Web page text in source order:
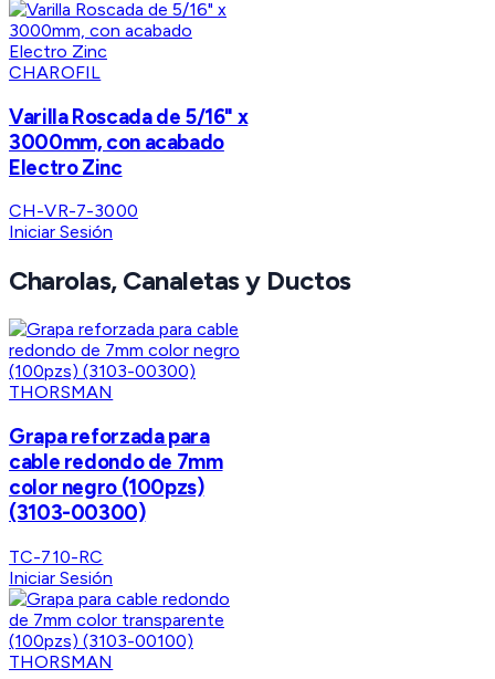
CHAROFIL
Varilla Roscada de 5/16" x
3000mm, con acabado
Electro Zinc
CH-VR-7-3000
Iniciar Sesión
Charolas, Canaletas y Ductos
THORSMAN
Grapa reforzada para
cable redondo de 7mm
color negro (100pzs)
(3103-00300)
TC-710-RC
Iniciar Sesión
THORSMAN